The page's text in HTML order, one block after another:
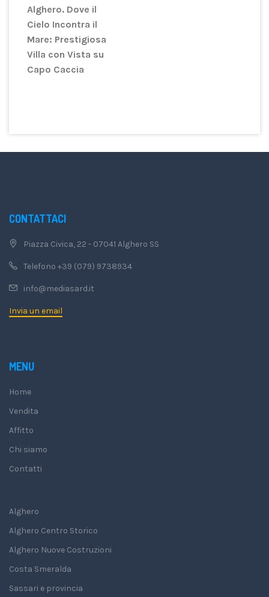
Alghero. Dove il
Cielo Incontra il
Mare: Prestigiosa
Villa con Vista su
Capo Caccia
CONTATTACI
Piazza Civica, 22 - 07041 Alghero SS
Telefono +39 (079) 9738934
info@mediasard.it
Invia un email
MENU
Home
Vendita
Affitto
Chi siamo
Contatti
Alghero
Alghero Centro Storico
Alghero Nuove Costruzioni
Costa Smeralda
Sassari e provincia